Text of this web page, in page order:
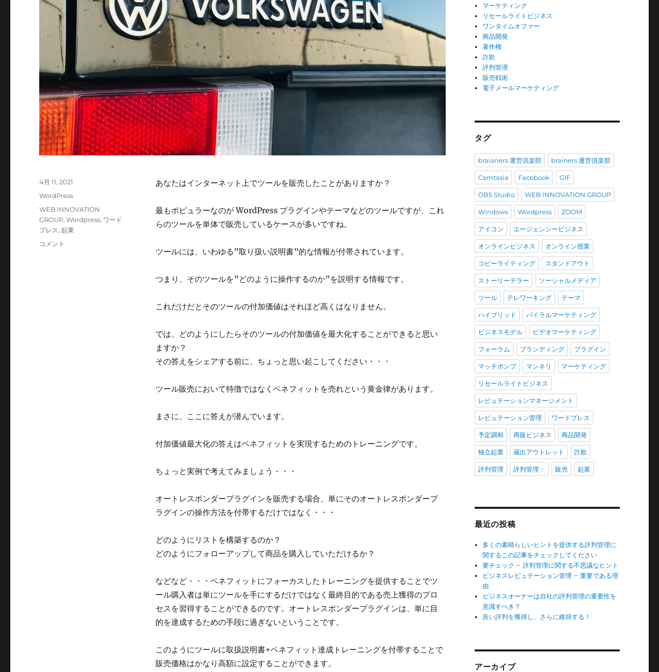
あなたはインターネット上でツールを販売したことがありますか？
最もポピュラーなのが WordPress プラグインやテーマなどのツールですが、これ
らのツールを単体で販売しているケースが多いですね。
ツールには、いわゆる”取り扱い説明書”的な情報が付帯されています。
つまり、そのツールを”どのように操作するのか”を説明する情報です。
これだけだとそのツールの付加価値はそれほど高くはなりません。
では、どのようにしたらそのツールの付加価値を最大化することができると思い
ますか？
その答えをシェアする前に、ちょっと思い起こしてください・・・
ツール販売において特徴ではなくベネフィットを売れという黄金律があります。
まさに、ここに答えが潜んでいます。
付加価値最大化の答えはベネフィットを実現するためのトレーニングです。
ちょっと実例で考えてみましょう・・・
オートレスポンダープラグインを販売する場合、単にそのオートレスポンダープ
ラグインの操作方法を付帯するだけではなく・・・
どのようにリストを構築するのか？
どのようにフォローアップして商品を購入していただけるか？
などなど・・・ベネフィットにフォーカスしたトレーニングを提供することでツ
ール購入者は単にツールを手にするだけではなく最終目的である売上獲得のプロ
セスを習得することができるのです。オートレスポンダープラグインは、単に目
的を達成するための手段に過ぎないということです。
このようにツールに取扱説明書+ベネフィット達成トレーニングを付帯することで
販売価格はかなり高額に設定することができます。
投
稿
4月 11, 2021
カ
テ
ゴ
リ
WordPress
タ
グ
WEB INNOVATION
GROUP,Wordpress, ワード
プレス, 起業
ツ
コメント
マーケティング
リセールライトビジネス
ワンタイムオファー
商品開発
著作権
詐欺
評判管理
販売戦術
電子メールマーケティング
タグ
braianers 運営倶楽部 brainers 運営倶楽部
Camtasia Facebook GIF
OBS Studio WEB INNOVATION GROUP
Windows Wordpress ZOOM
アイコン エージェンシービジネス
オンラインビジネス オンライン授業
コピーライティング スタンドアウト
ストーリーテラー ソーシャルメディア
ツール テレワーキング テーマ
ハイブリッド バイラルマーケティング
ビジネスモデル ビデオマーケティング
フォーラム ブランディング プラグイン
マッチポンプ マンネリ マーケティング
リセールライトビジネス
レピュテーションマネージメント
レピュテーション管理 ワードプレス
予定調和 再販ビジネス 商品開発
独立起業 蔵出アウトレット 詐欺
評判管理 評判管理： 販売 起業
最近の投稿
多くの素晴らしいヒントを提供する評判管理に
関するこの記事をチェックしてください
要チェック – 評判管理に関する不思議なヒント
ビジネスレピュテーション管理 – 重要である理
由
ビジネスオーナーは自社の評判管理の重要性を
意識すべき？
良い評判を獲得し、さらに維持する！
アーカイブ